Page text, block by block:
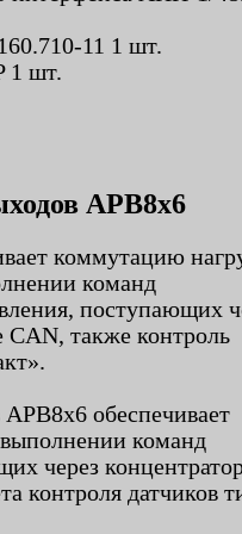
11 1 шт.
1 шт.
АРВ8х6
коммутацию
команд
поступающих
также контроль
обеспечивает
команд
через
контроля датчиков